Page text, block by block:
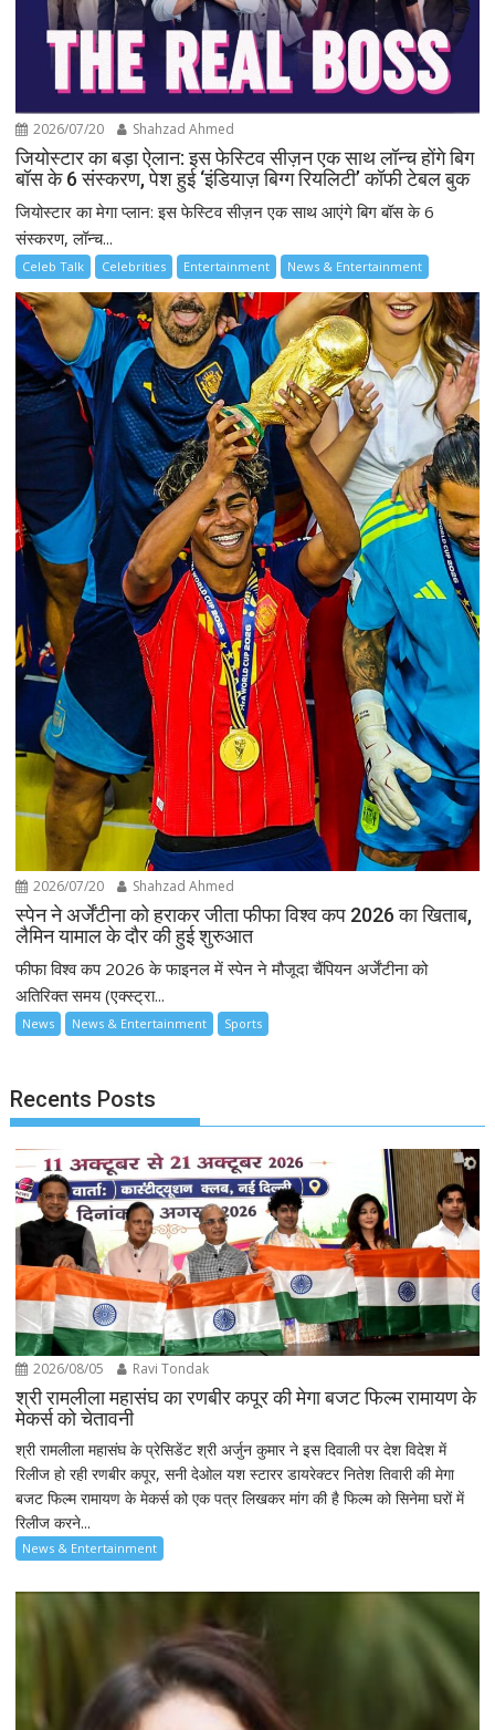
2026/07/20 Shahzad Ahmed
जियोस्टार का बड़ा ऐलान: इस फेस्टिव सीज़न एक साथ लॉन्च होंगे बिग
बॉस के 6 संस्करण, पेश हुई ‘इंडियाज़ बिग्ग रियलिटी’ कॉफी टेबल बुक
जियोस्टार का मेगा प्लान: इस फेस्टिव सीज़न एक साथ आएंगे बिग बॉस के 6
संस्करण, लॉन्च...
Celeb Talk Celebrities Entertainment News & Entertainment
2026/07/20 Shahzad Ahmed
स्पेन ने अर्जेंटीना को हराकर जीता फीफा विश्व कप 2026 का खिताब,
लैमिन यामाल के दौर की हुई शुरुआत
फीफा विश्व कप 2026 के फाइनल में स्पेन ने मौजूदा चैंपियन अर्जेंटीना को
अतिरिक्त समय (एक्स्ट्रा...
News News & Entertainment Sports
Recents Posts
2026/08/05 Ravi Tondak
श्री रामलीला महासंघ का रणबीर कपूर की मेगा बजट फिल्म रामायण के
मेकर्स को चेतावनी
श्री रामलीला महासंघ के प्रेसिडेंट श्री अर्जुन कुमार ने इस दिवाली पर देश विदेश में
रिलीज हो रही रणबीर कपूर, सनी देओल यश स्टारर डायरेक्टर नितेश तिवारी की मेगा
बजट फिल्म रामायण के मेकर्स को एक पत्र लिखकर मांग की है फिल्म को सिनेमा घरों में
रिलीज करने...
News & Entertainment